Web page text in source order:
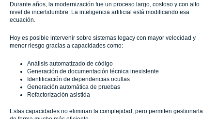
Durante años, la modernización fue un proceso largo, costoso y con alto
nivel de incertidumbre. La inteligencia artificial está modificando esa
ecuación.
Hoy es posible intervenir sobre sistemas legacy con mayor velocidad y
menor riesgo gracias a capacidades como:
Análisis automatizado de código
Generación de documentación técnica inexistente
Identificación de dependencias ocultas
Generación automática de pruebas
Refactorización asistida
Estas capacidades no eliminan la complejidad, pero permiten gestionarla